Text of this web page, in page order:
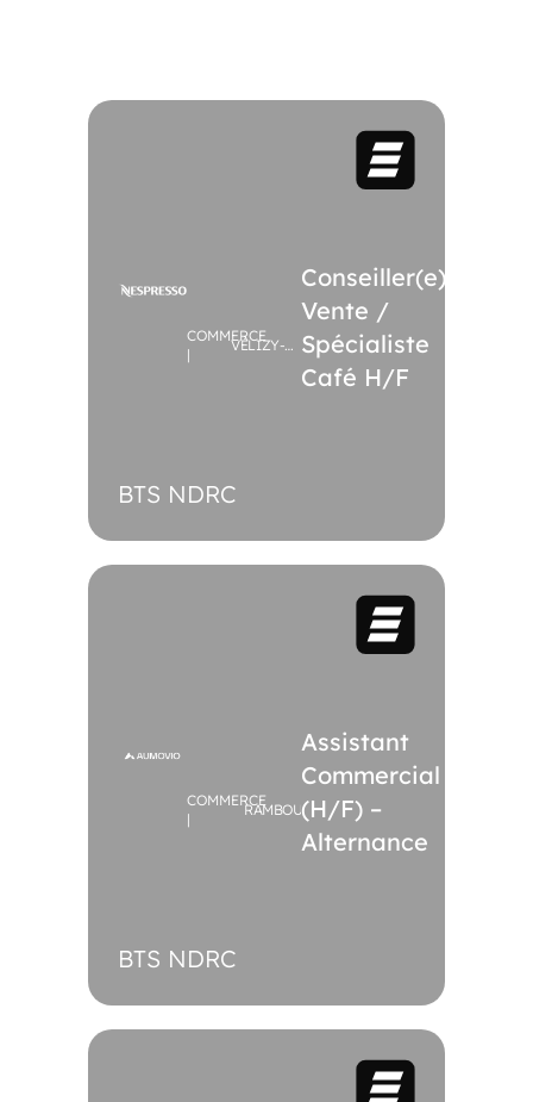
COMMERCE
|
VÉLIZY-
VILLACOUBLAY
Conseiller(e)
Vente /
Spécialiste
Café H/F
BTS NDRC
COMMERCE
|
RAMBOUILLET
Assistant
Commercial
(H/F) –
Alternance
BTS NDRC